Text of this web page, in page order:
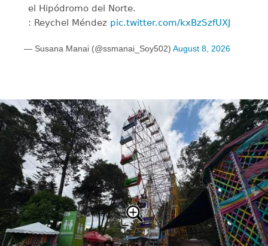
el Hipódromo del Norte.
: Reychel Méndez pic.twitter.com/kxBzSzfUXJ
— Susana Manai (@ssmanai_Soy502) August 8, 2026